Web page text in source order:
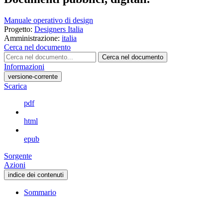
Manuale operativo di design
Progetto: Designers Italia
Amministrazione: italia
Cerca nel documento
Cerca nel documento
Informazioni
versione-corrente
Scarica
pdf
html
epub
Sorgente
Azioni
indice dei contenuti
Sommario